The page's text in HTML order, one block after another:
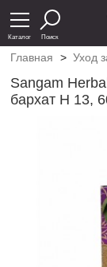
Каталог Поиск
Главная > Уход
Sangam
бархат Н 13,